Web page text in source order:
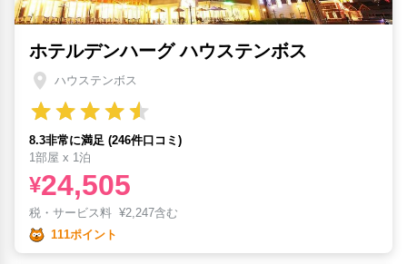
ホテルデンハーグ ハウステンボス
ハウステンボス
8.3非常に満足 (246件口コミ)
1部屋 x 1泊
¥24,505
税・サービス料 ¥2,247含む
111ポイント